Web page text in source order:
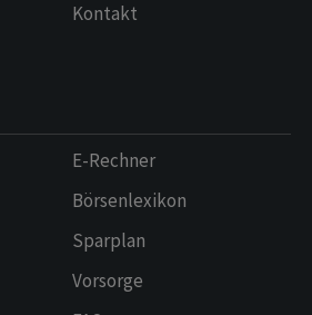
Kontakt
E-Rechner
Börsenlexikon
Sparplan
Vorsorge